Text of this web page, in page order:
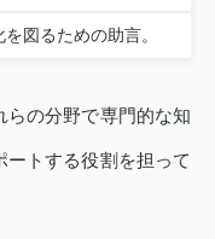
図るための助言。
らの分野で専門的な知
トする役割を担って